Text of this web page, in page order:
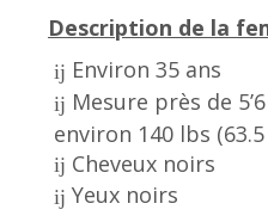
Description de la
Environ 35 ans
Mesure près de
environ 140 lbs
Cheveux noirs
Yeux noirs